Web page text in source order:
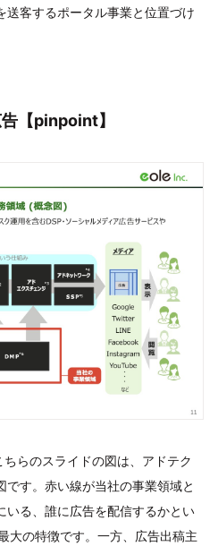
送客するポータル事業と位置づけ
【pinpoint】
らのスライドの図は、アドテク
です。赤い線が当社の事業領域と
いる、誰に広告を配信するかとい
大の特徴です。一方、広告出稿主